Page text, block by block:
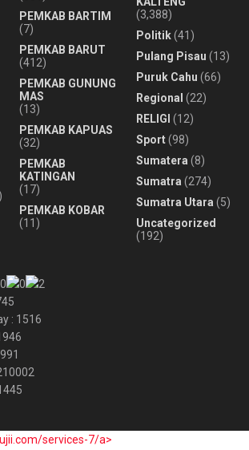
PEMKAB BARTIM
(7)
PEMKAB BARUT
(412)
PEMKAB GUNUNG
MAS
(13)
PEMKAB KAPUAS
(32)
PEMKAB
KATINGAN
(17)
PEMKAB KOBAR
(11)
(3,388)
Politik(41)
Pulang Pisau (13)
Puruk Cahu (66)
Regional (22)
RELIGI (12)
Sport(98)
Sumatera (8)
Sumatra (274)
Sumatra Utara (5)
Uncategorized
(192)
: 1516
services-7/a>